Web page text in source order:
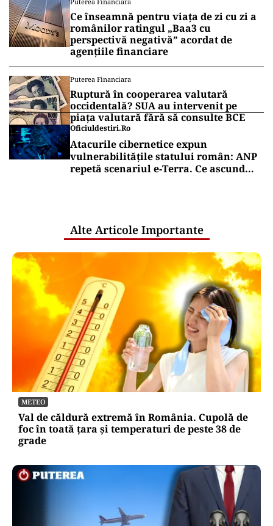
Ce înseamnă pentru viața de zi cu zi a
românilor ratingul „Baa3 cu
perspectivă negativă” acordat de
agențiile financiare
Puterea Financiara
Ruptură în cooperarea valutară
occidentală? SUA au intervenit pe
piața valutară fără să consulte BCE
Oficiuldestiri.ro
Atacurile cibernetice expun
vulnerabilitățile statului român: ANP
repetă scenariul e‑Terra. Ce ascund
Alte Articole Importante
METEO
Val de căldură extremă în România. Cupolă de
foc în toată țara și temperaturi de peste 38 de
grade